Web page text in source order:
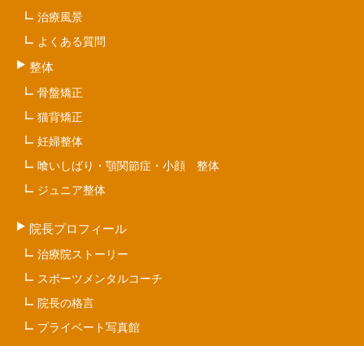
治療風景
よくある質問
整体
骨盤矯正
猫背矯正
妊婦整体
喰いしばり・顎関節症・小顔 整体
ジュニア整体
院長プロフィール
治療院ストーリー
スポーツメンタルコーチ
院長の格言
プライベート写真館